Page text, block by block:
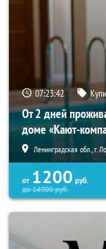
07:23:42
От 2 дней
доме «Кают-
Ленинградская обл., г.
от 1200 руб.
до14900руб.